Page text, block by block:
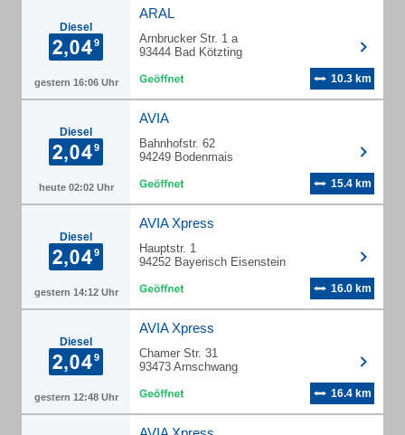
Diesel
gestern 16:06 Uhr
ARAL
Arnbrucker Str. 1 a
93444 Bad Kötzting
10.3 km
Diesel
heute 02:02 Uhr
AVIA
Bahnhofstr. 62
94249 Bodenmais
15.4 km
Diesel
gestern 14:12 Uhr
AVIA Xpress
Hauptstr. 1
94252 Bayerisch Eisenstein
16.0 km
Diesel
gestern 12:48 Uhr
AVIA Xpress
Chamer Str. 31
93473 Arnschwang
16.4 km